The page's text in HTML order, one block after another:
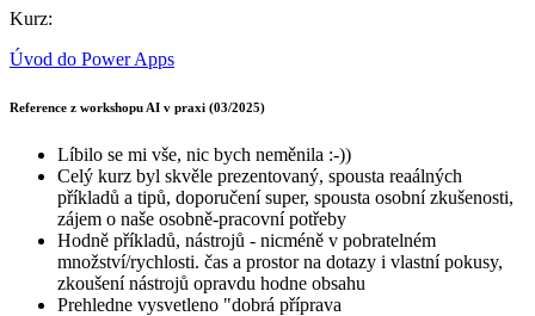
Kurz:
Úvod do Power Apps
Reference z workshopu AI v praxi (03/2025)
Líbilo se mi vše, nic bych neměnila :-))
Celý kurz byl skvěle prezentovaný, spousta reaálných
příkladů a tipů, doporučení super, spousta osobní zkušenosti,
zájem o naše osobně-pracovní potřeby
Hodně příkladů, nástrojů - nicméně v pobratelném
množství/rychlosti. čas a prostor na dotazy i vlastní pokusy,
zkoušení nástrojů opravdu hodne obsahu
Prehledne vysvetleno "dobrá příprava